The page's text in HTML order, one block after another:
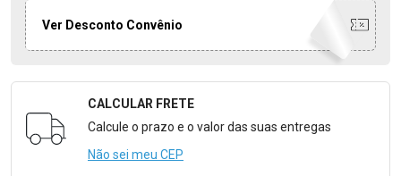
Ver Desconto Convênio
Formulário para Calcular o Frete
CALCULAR FRETE
Calcule o prazo e o valor das suas entregas
Não sei meu CEP